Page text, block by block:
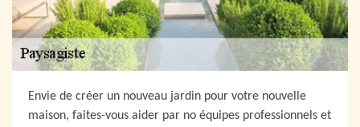
Envie de créer un nouveau jardin pour votre nouvelle
maison, faites-vous aider par no équipes professionnels et